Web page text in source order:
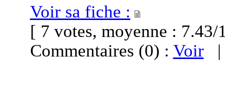
Voir sa fiche :
[ 7 votes, moyenne :
Commentaires (0) : Voir